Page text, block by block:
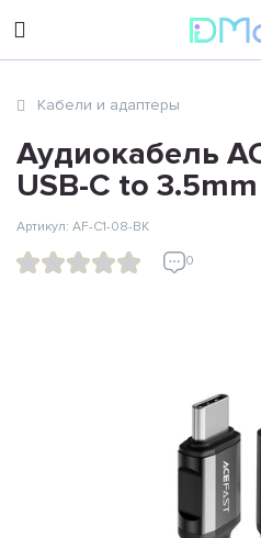
sales@dimoll.ru
Кабели и адаптеры
Аудиокабель
USB-C to
0
Артикул: AF-C1-08-BK